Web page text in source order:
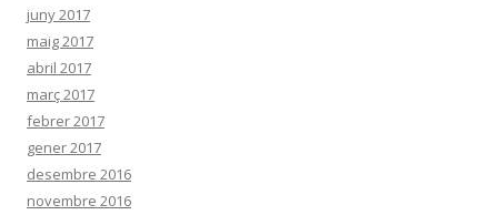
juny 2017
maig 2017
abril 2017
març 2017
febrer 2017
gener 2017
desembre 2016
novembre 2016